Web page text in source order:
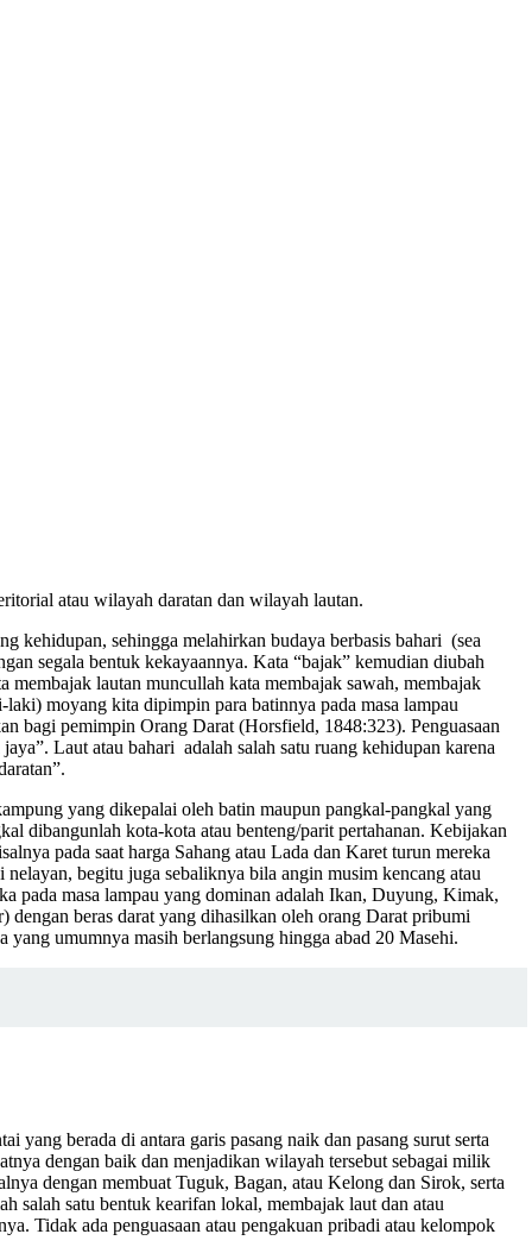
atau wilayah daratan dan wilayah lautan.
kehidupan, sehingga melahirkan budaya berbasis bahari (sea
segala bentuk kekayaannya. Kata “bajak” kemudian diubah
lautan muncullah kata membajak sawah, membajak
moyang kita dipimpin para batinnya pada masa lampau
bagi pemimpin Orang Darat (Horsfield, 1848:323). Penguasaan
Laut atau bahari adalah salah satu ruang kehidupan karena
yang dikepalai oleh batin maupun pangkal-pangkal yang
dibangunlah kota-kota atau benteng/parit pertahanan. Kebijakan
pada saat harga Sahang atau Lada dan Karet turun mereka
begitu juga sebaliknya bila angin musim kencang atau
pada masa lampau yang dominan adalah Ikan, Duyung, Kimak,
beras darat yang dihasilkan oleh orang Darat pribumi
umumnya masih berlangsung hingga abad 20 Masehi.
yang berada di antara garis pasang naik dan pasang surut serta
dengan baik dan menjadikan wilayah tersebut sebagai milik
dengan membuat Tuguk, Bagan, atau Kelong dan Sirok, serta
salah satu bentuk kearifan lokal, membajak laut dan atau
Tidak ada penguasaan atau pengakuan pribadi atau kelompok